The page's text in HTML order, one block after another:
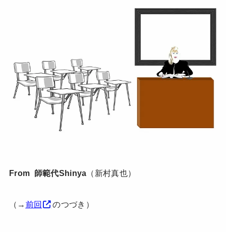
From 師範代Shinya （新村真也）
（→ 前回 のつづき）